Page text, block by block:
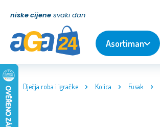
niske cijene svaki dan
Asortiman
Dječja roba i igračke Kolica Fusak